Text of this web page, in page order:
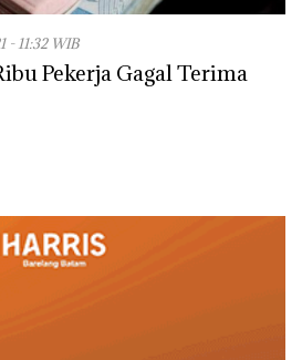
- 11:32 WIB
Pekerja Gagal Terima